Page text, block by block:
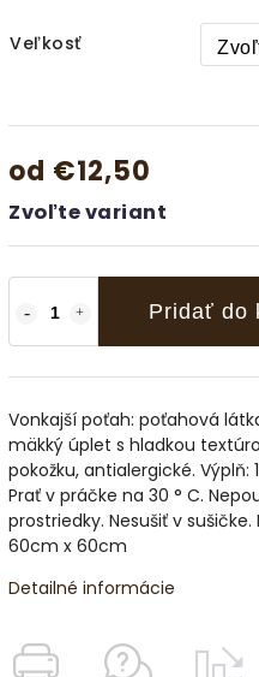
Veľkosť
od €12,50
Zvoľte variant
Pridať do
Vonkajší poťah: poťahová
mäkký úplet s hladkou
pokožku, antialergické.
Prať v práčke na 30 ° C.
prostriedky. Nesušiť v
60cm x 60cm
Detailné informácie